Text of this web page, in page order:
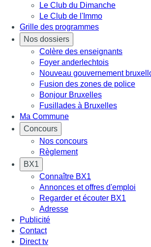
Le Club du Dimanche
Le Club de l'Immo
Grille des programmes
Nos dossiers
Colère des enseignants
Foyer anderlechtois
Nouveau gouvernement
Fusion des zones de police
Bonjour Bruxelles
Fusillades à Bruxelles
Ma Commune
Concours
Nos concours
Règlement
BX1
Connaître BX1
Annonces et offres d'emploi
Regarder et écouter BX1
Adresse
Publicité
Contact
Direct tv